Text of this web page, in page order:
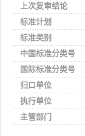
上次复审结论
标准计划
标准类别
中国标准分类号
国际标准分类号
归口单位
执行单位
主管部门